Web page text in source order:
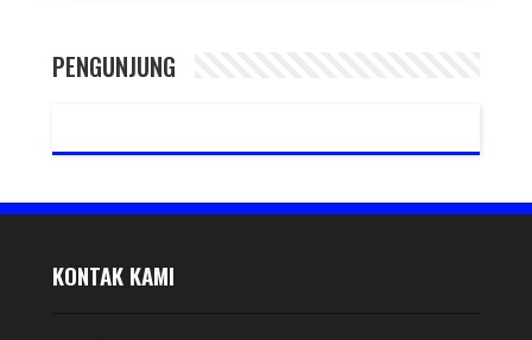
PENGUNJUNG
KONTAK KAMI